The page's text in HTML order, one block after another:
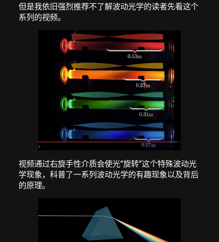
但是我依旧强烈推荐不了解波动光学的读者先看这个
系列的视频。
视频通过右旋手性介质会使光“旋转”这个特殊波动光
学现象，科普了一系列波动光学的有趣现象以及背后
的原理。